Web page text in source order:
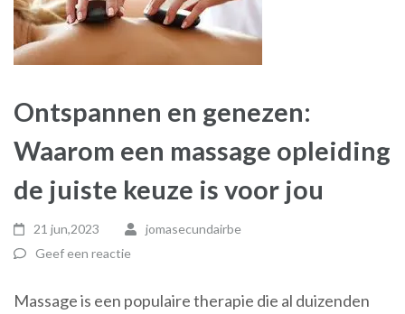
Ontspannen en genezen:
Waarom een massage opleiding
de juiste keuze is voor jou
21 jun,2023
jomasecundairbe
Geef een reactie
Massage is een populaire therapie die al duizenden